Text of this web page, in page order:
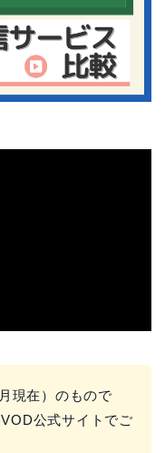
現在）のもので
公式サイトでご